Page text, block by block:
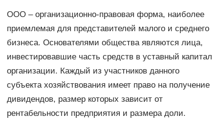
ООО – организационно-правовая форма, наиболее
приемлемая для представителей малого и среднего
бизнеса. Основателями общества являются лица,
инвестировавшие часть средств в уставный капитал
организации. Каждый из участников данного
субъекта хозяйствования имеет право на получение
дивидендов, размер которых зависит от
рентабельности предприятия и размера доли.